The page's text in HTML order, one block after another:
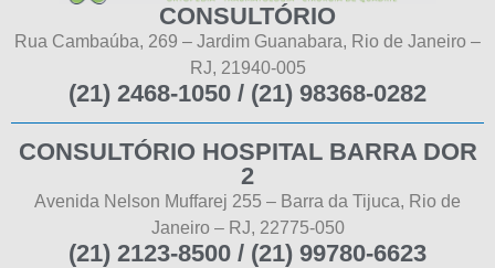
CONSULTÓRIO
Rua Cambaúba, 269 – Jardim Guanabara, Rio de Janeiro –
RJ, 21940-005
(21) 2468-1050 / (21) 98368-0282
CONSULTÓRIO HOSPITAL BARRA DOR
2
Avenida Nelson Muffarej 255 – Barra da Tijuca, Rio de
Janeiro – RJ, 22775-050
(21) 2123-8500 / (21) 99780-6623